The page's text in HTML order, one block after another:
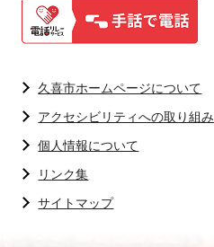
久喜市ホームページについて
アクセシビリティへの取り組み
個人情報について
リンク集
サイトマップ